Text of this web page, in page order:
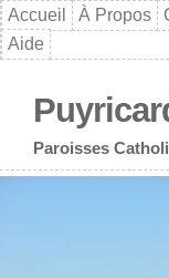
Accueil À Propos
Aide
Paroisses